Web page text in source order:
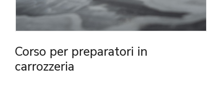
Corso per preparatori in
carrozzeria